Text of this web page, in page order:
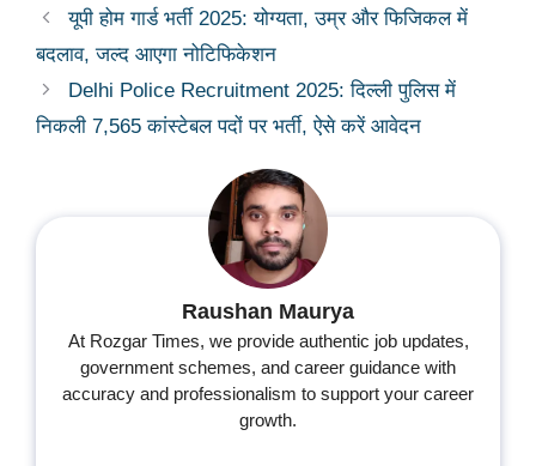
यूपी होम गार्ड भर्ती 2025: योग्यता, उम्र और फिजिकल में
बदलाव, जल्द आएगा नोटिफिकेशन
Delhi Police Recruitment 2025: दिल्ली पुलिस में
निकली 7,565 कांस्टेबल पदों पर भर्ती, ऐसे करें आवेदन
Raushan Maurya
At Rozgar Times, we provide authentic job updates,
government schemes, and career guidance with
accuracy and professionalism to support your career
growth.